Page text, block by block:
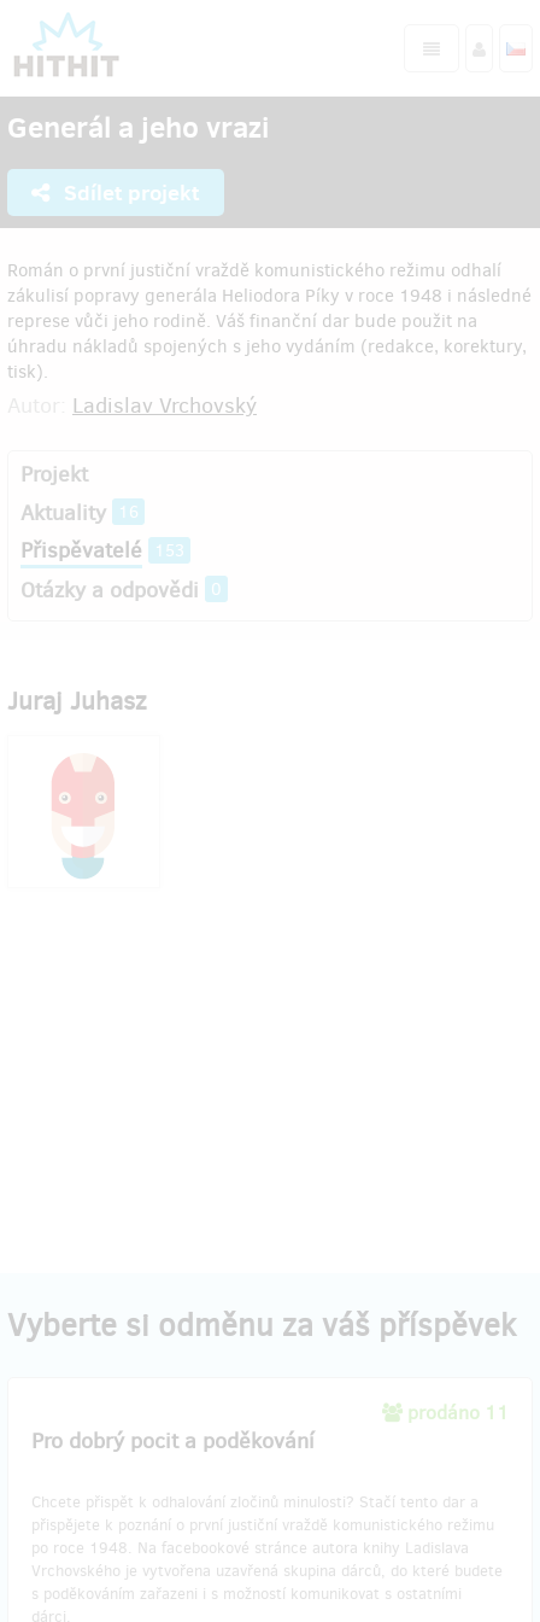
Generál a jeho vrazi
Sdílet projekt
Román o první justiční vraždě komunistického režimu odhalí
zákulisí popravy generála Heliodora Píky v roce 1948 i následné
represe vůči jeho rodině. Váš finanční dar bude použit na
úhradu nákladů spojených s jeho vydáním (redakce, korektury,
tisk).
Ladislav Vrchovský
Projekt
Aktuality
16
Přispěvatelé 153
Otázky a odpovědi 0
Juraj Juhasz
Vyberte si odměnu za váš příspěvek
prodáno 11
Pro dobrý pocit a poděkování
Chcete přispět k odhalování zločinů minulosti? Stačí tento dar a
přispějete k poznání o první justiční vraždě komunistického režimu
po roce 1948. Na facebookové stránce autora knihy Ladislava
Vrchovského je vytvořena uzavřená skupina dárců, do které budete
s poděkováním zařazeni i s možností komunikovat s ostatními
dárci.